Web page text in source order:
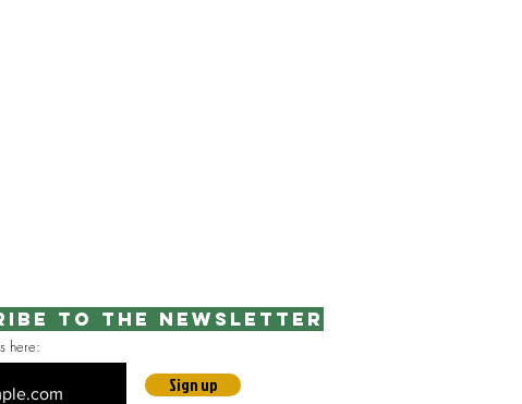
to the newsletter
here:
Sign up